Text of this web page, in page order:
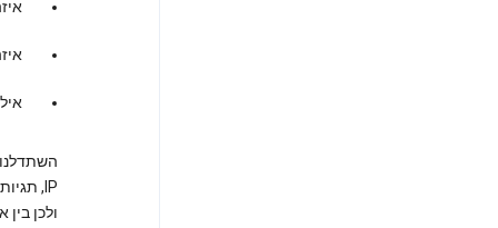
IP, תגיות פיקסל ודפדפנים, קרא על
ולכן